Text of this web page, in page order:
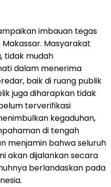
imbauan tegas
Masyarakat
tidak mudah
dalam menerima
baik di ruang publik
juga diharapkan tidak
terverifikasi
kegaduhan,
di tengah
menjamin bahwa seluruh
akan dijalankan secara
berlandaskan pada